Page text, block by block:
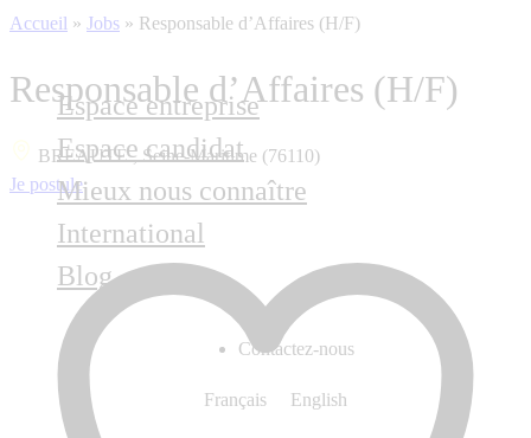
Espace entreprise
Espace candidat
Mieux nous connaître
International
Blog
Contactez-nous
Français English
Accueil » Jobs » Responsable d’Affaires (H/F)
Responsable d’Affaires (H/F)
BREAUTE , Seine-Maritime (76110)
Je postule